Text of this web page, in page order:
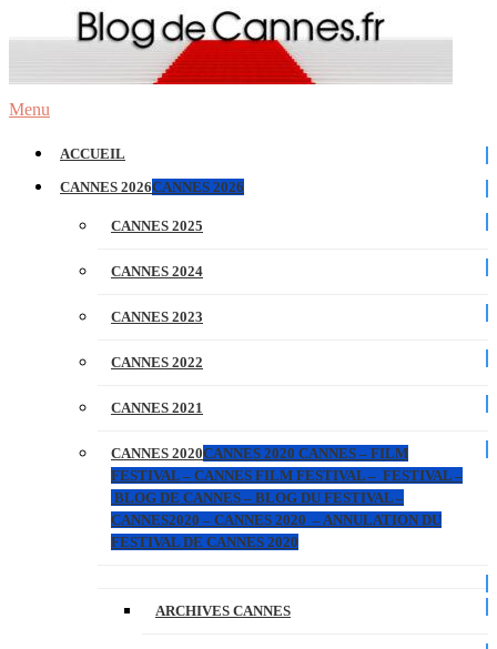
Menu
ACCUEIL
CANNES 2026CANNES 2026
CANNES 2025
CANNES 2024
CANNES 2023
CANNES 2022
CANNES 2021
CANNES 2020CANNES 2020 CANNES – FILM
FESTIVAL – CANNES FILM FESTIVAL – FESTIVAL –
BLOG DE CANNES – BLOG DU FESTIVAL –
CANNES2020 – CANNES 2020 – ANNULATION DU
FESTIVAL DE CANNES 2020
ARCHIVES CANNES